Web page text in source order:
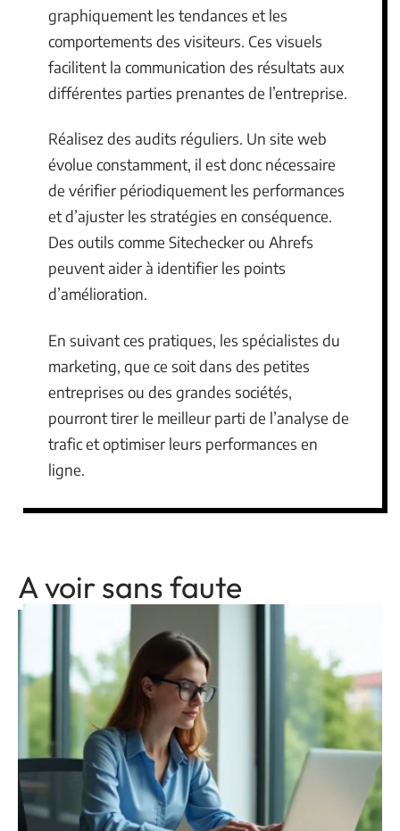
graphiquement les tendances et les
comportements des visiteurs. Ces visuels
facilitent la communication des résultats aux
différentes parties prenantes de l’entreprise.
Réalisez des audits réguliers. Un site web
évolue constamment, il est donc nécessaire
de vérifier périodiquement les performances
et d’ajuster les stratégies en conséquence.
Des outils comme Sitechecker ou Ahrefs
peuvent aider à identifier les points
d’amélioration.
En suivant ces pratiques, les spécialistes du
marketing, que ce soit dans des petites
entreprises ou des grandes sociétés,
pourront tirer le meilleur parti de l’analyse de
trafic et optimiser leurs performances en
ligne.
A voir sans faute